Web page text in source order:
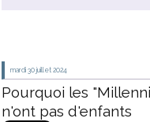
mardi 30 juillet 2024
Pourquoi les
n'ont pas d'enfants